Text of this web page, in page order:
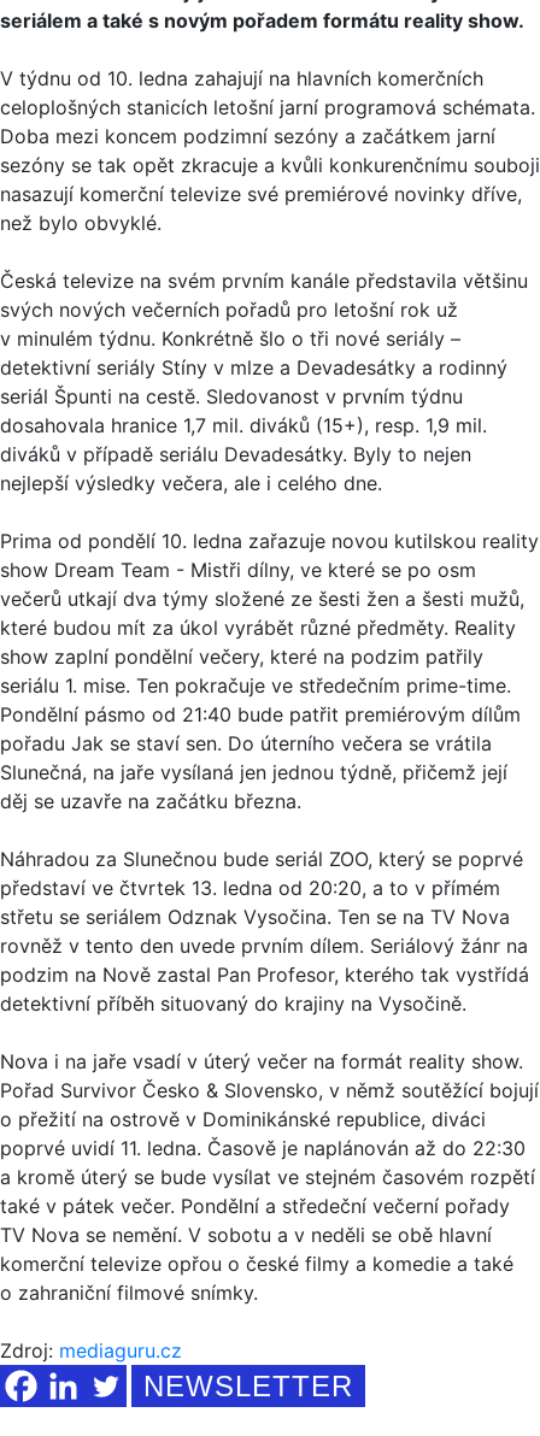
seriálem a také s novým pořadem formátu reality show.
V týdnu od 10. ledna zahajují na hlavních komerčních
celoplošných stanicích letošní jarní programová schémata.
Doba mezi koncem podzimní sezóny a začátkem jarní
sezóny se tak opět zkracuje a kvůli konkurenčnímu souboji
nasazují komerční televize své premiérové novinky dříve,
než bylo obvyklé.
Česká televize na svém prvním kanále představila většinu
svých nových večerních pořadů pro letošní rok už
v minulém týdnu. Konkrétně šlo o tři nové seriály –
detektivní seriály Stíny v mlze a Devadesátky a rodinný
seriál Špunti na cestě. Sledovanost v prvním týdnu
dosahovala hranice 1,7 mil. diváků (15+), resp. 1,9 mil.
diváků v případě seriálu Devadesátky. Byly to nejen
nejlepší výsledky večera, ale i celého dne.
Prima od pondělí 10. ledna zařazuje novou kutilskou reality
show Dream Team - Mistři dílny, ve které se po osm
večerů utkají dva týmy složené ze šesti žen a šesti mužů,
které budou mít za úkol vyrábět různé předměty. Reality
show zaplní pondělní večery, které na podzim patřily
seriálu 1. mise. Ten pokračuje ve středečním prime-time.
Pondělní pásmo od 21:40 bude patřit premiérovým dílům
pořadu Jak se staví sen. Do úterního večera se vrátila
Slunečná, na jaře vysílaná jen jednou týdně, přičemž její
děj se uzavře na začátku března.
Náhradou za Slunečnou bude seriál ZOO, který se poprvé
představí ve čtvrtek 13. ledna od 20:20, a to v přímém
střetu se seriálem Odznak Vysočina. Ten se na TV Nova
rovněž v tento den uvede prvním dílem. Seriálový žánr na
podzim na Nově zastal Pan Profesor, kterého tak vystřídá
detektivní příběh situovaný do krajiny na Vysočině.
Nova i na jaře vsadí v úterý večer na formát reality show.
Pořad Survivor Česko & Slovensko, v němž soutěžící bojují
o přežití na ostrově v Dominikánské republice, diváci
poprvé uvidí 11. ledna. Časově je naplánován až do 22:30
a kromě úterý se bude vysílat ve stejném časovém rozpětí
také v pátek večer. Pondělní a středeční večerní pořady
TV Nova se nemění. V sobotu a v neděli se obě hlavní
komerční televize opřou o české filmy a komedie a také
o zahraniční filmové snímky.
Zdroj: mediaguru.cz
NEWSLETTER